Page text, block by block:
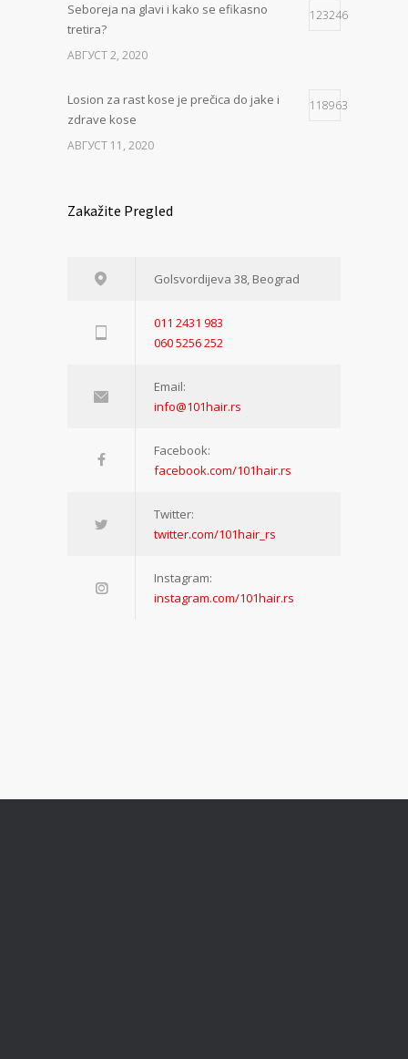
Seboreja na glavi i kako se efikasno
tretira?
123246
АВГУСТ 2, 2020
Losion za rast kose je prečica do jake i
zdrave kose
118963
АВГУСТ 11, 2020
Zakažite Pregled
Golsvordijeva 38, Beograd
011 2431 983
060 5256 252
Email:
info@101hair.rs
Facebook:
facebook.com/101hair.rs
Twitter:
twitter.com/101hair_rs
Instagram:
instagram.com/101hair.rs